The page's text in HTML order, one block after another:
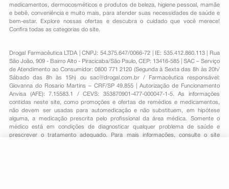
medicamentos , dermocosméticos e produtos de beleza, higiene pessoal ,mamãe
e bebê, conveniênciae muito mais, para atender suas necessidades de saúde e
bem-estar. Explore nossas ofertas e descubra o cuidado que você merece!
Confira todas as categorias do site.
Drogal Farmacêutica LTDA | CNPJ: 54.375.647/0066-72 | IE: 535.412.860.113 | Rua
São João, 909 - Bairro Alto - Piracicaba/São Paulo, CEP: 13416-585 | SAC – Serviço
de Atendimento ao Consumidor: 0800 771 2120 (Segunda à Sexta das 8h às 20h/
Sábado das 8h às 15h) ou sac@drogal.com.br/ Farmacêutica responsável:
Giovanna do Rosario Martins – CRF/SP 49.855 | Autorização de Funcionamento
Anvisa (AFE): 7.15583.1 / CEVS: 353870901-477-000047-1-5. As informações
contidas neste site, como promoções e ofertas de remédios e medicamentos,
não devem ser usadas para automedicação e não substituem, em hipótese
alguma, a medicação prescrita pelo profissional da área médica. Somente o
médico está em condições de diagnosticar qualquer problema de saúde e
prescrever o tratamento adequado. Para mais informações, consulte o site